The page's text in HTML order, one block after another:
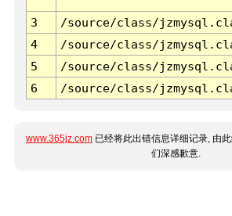
3 /source/class/
4
/source/class/
5
/source/class/
6
/source/class/
www.365jz.com 已经将此出错信息详细记录, 由
们深感歉意.